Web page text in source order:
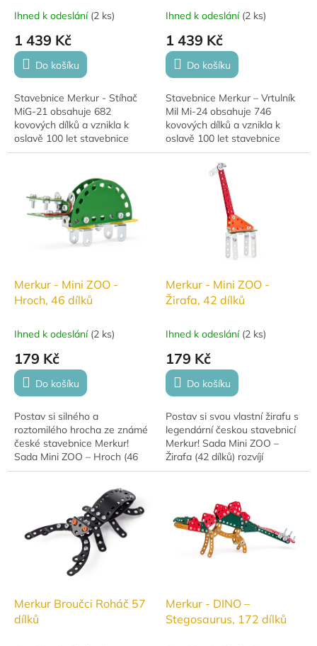
Ihned k odeslání (2 ks)
1 439 Kč
Do košíku
Stavebnice Merkur - Stíhač
MiG-21 obsahuje 682
kovových dílků a vznikla k
oslavě 100 let stavebnice
Merkur. Podporuje technické
jemnou motoriku....
Ihned k odeslání (2 ks)
1 439 Kč
Do košíku
Stavebnice Merkur – Vrtulník
Mil Mi-24 obsahuje 746
kovových dílků a vznikla k
oslavě 100 let stavebnice
Merkur. Ideální pro rozvoj
technických dovedností,
logického myšlení a...
Merkur - Mini ZOO -
Hroch, 46 dílků
Ihned k odeslání (2 ks)
179 Kč
Do košíku
Postav si silného a
roztomilého hrocha ze známé
české stavebnice Merkur!
Sada Mini ZOO – Hroch (46
dílků) rozvíjí kreativitu,
Ideální dárek pro malé...
Merkur - Mini ZOO -
Žirafa, 42 dílků
Ihned k odeslání (2 ks)
179 Kč
Do košíku
Postav si svou vlastní žirafu s
legendární českou stavebnicí
Merkur! Sada Mini ZOO –
Žirafa (42 dílků) rozvíjí
kreativitu, trpělivost i zručnost
Merkur Broučci Roháč 57
dílků
Merkur - DINO –
Stegosaurus, 172 dílků